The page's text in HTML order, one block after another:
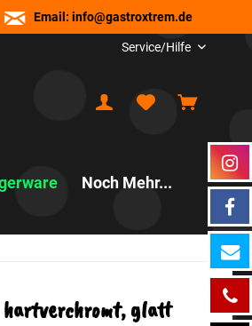
Email: info@gastroxtrem.de
Service/Hilfe
Noch Mehr...
hartverchromt, glatt